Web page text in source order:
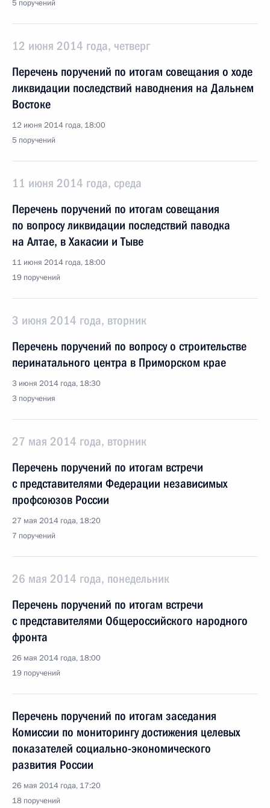
5 поручений
12 июня 2014 года, четверг
Перечень поручений по итогам совещания о ходе
ликвидации последствий наводнения на Дальнем
Востоке
12 июня 2014 года, 18:00
5 поручений
11 июня 2014 года, среда
Перечень поручений по итогам совещания
по вопросу ликвидации последствий паводка
на Алтае, в Хакасии и Тыве
11 июня 2014 года, 18:00
19 поручений
3 июня 2014 года, вторник
Перечень поручений по вопросу о строительстве
перинатального центра в Приморском крае
3 июня 2014 года, 18:30
3 поручения
27 мая 2014 года, вторник
Перечень поручений по итогам встречи
с представителями Федерации независимых
профсоюзов России
27 мая 2014 года, 18:20
7 поручений
26 мая 2014 года, понедельник
Перечень поручений по итогам встречи
с представителями Общероссийского народного
фронта
26 мая 2014 года, 18:00
19 поручений
Перечень поручений по итогам заседания
Комиссии по мониторингу достижения целевых
показателей социально-экономического
развития России
26 мая 2014 года, 17:20
18 поручений